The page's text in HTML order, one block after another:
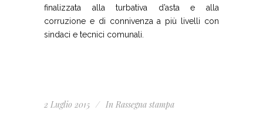
finalizzata alla turbativa d’asta e alla
corruzione e di connivenza a più livelli con
sindaci e tecnici comunali.
2 Luglio 2015 In Rassegna stampa